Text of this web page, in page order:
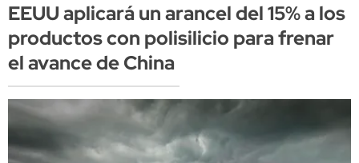
EEUU aplicará un arancel del 15% a los
productos con polisilicio para frenar
el avance de China